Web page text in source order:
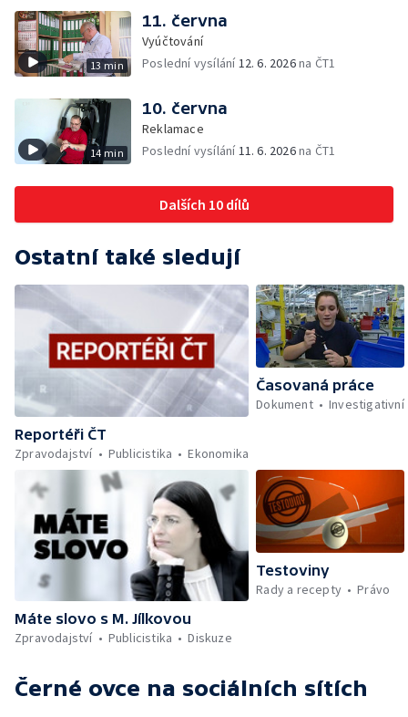
13 min
11. června
Vyúčtování
Poslední vysílání12. 6. 2026na ČT1
14 min
10. června
Reklamace
Poslední vysílání11. 6. 2026na ČT1
Dalších 10 dílů
Ostatní také sledují
Reportéři ČT
Zpravodajství
Publicistika Ekonomika
Časovaná práce
Dokument
Investigativní
Máte slovo s M. Jílkovou
Zpravodajství
Publicistika Diskuze
Testoviny
Rady a recepty
Právo
Černé ovce na sociálních sítích